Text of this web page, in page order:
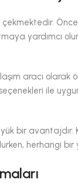
çekmektedir.
yardımcı olur.
aracı olarak
ile
bir
herhangi